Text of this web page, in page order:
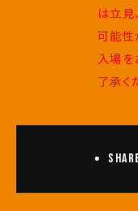
は立見
可能性
入場を
了承く